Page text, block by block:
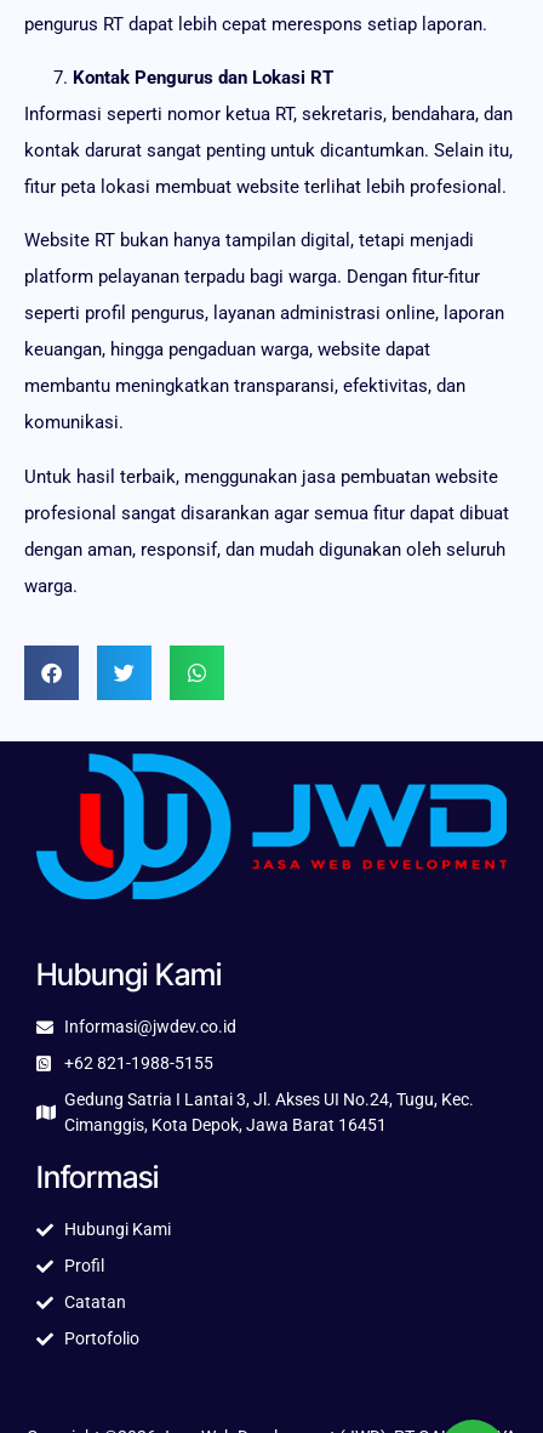
pengurus RT dapat lebih cepat merespons setiap laporan.
Kontak Pengurus dan Lokasi RT
Informasi seperti nomor ketua RT, sekretaris, bendahara, dan
kontak darurat sangat penting untuk dicantumkan. Selain itu,
fitur peta lokasi membuat website terlihat lebih profesional.
Website RT bukan hanya tampilan digital, tetapi menjadi
platform pelayanan terpadu bagi warga. Dengan fitur-fitur
seperti profil pengurus, layanan administrasi online, laporan
keuangan, hingga pengaduan warga, website dapat
membantu meningkatkan transparansi, efektivitas, dan
komunikasi.
Untuk hasil terbaik, menggunakan jasa pembuatan website
profesional sangat disarankan agar semua fitur dapat dibuat
dengan aman, responsif, dan mudah digunakan oleh seluruh
warga.
Hubungi Kami
Informasi@jwdev.co.id
+62 821-1988-5155
Gedung Satria I Lantai 3, Jl. Akses UI No.24, Tugu, Kec.
Cimanggis, Kota Depok, Jawa Barat 16451
Informasi
Hubungi Kami
Profil
Catatan
Portofolio